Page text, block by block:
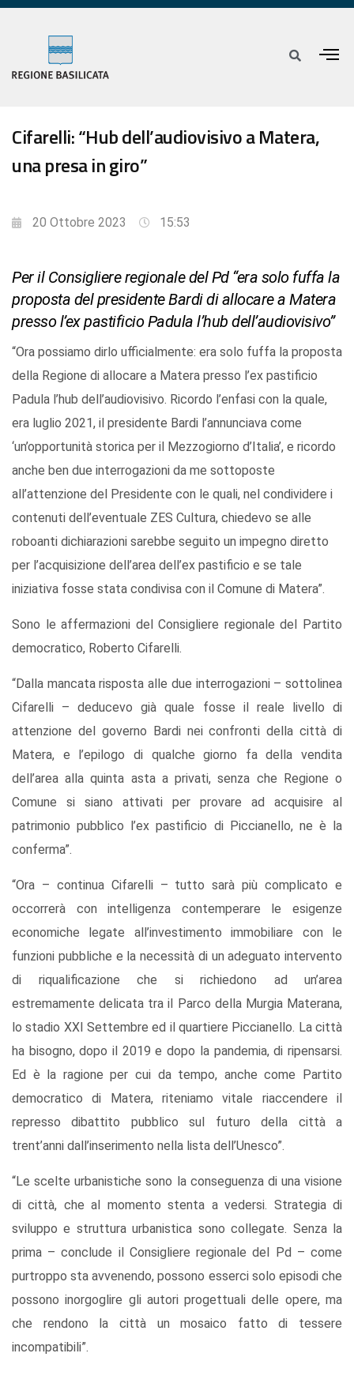
Cifarelli: “Hub dell’audiovisivo a Matera,
una presa in giro”
20 Ottobre 2023 15:53
Per il Consigliere regionale del Pd “era solo fuffa la
proposta del presidente Bardi di allocare a Matera
presso l’ex pastificio Padula l’hub dell’audiovisivo”
“Ora possiamo dirlo ufficialmente: era solo fuffa la proposta
della Regione di allocare a Matera presso l’ex pastificio
Padula l’hub dell’audiovisivo. Ricordo l’enfasi con la quale,
era luglio 2021, il presidente Bardi l’annunciava come
‘un’opportunità storica per il Mezzogiorno d’Italia’, e ricordo
anche ben due interrogazioni da me sottoposte
all’attenzione del Presidente con le quali, nel condividere i
contenuti dell’eventuale ZES Cultura, chiedevo se alle
roboanti dichiarazioni sarebbe seguito un impegno diretto
per l’acquisizione dell’area dell’ex pastificio e se tale
iniziativa fosse stata condivisa con il Comune di Matera”.
Sono le affermazioni del Consigliere regionale del Partito
democratico, Roberto Cifarelli.
“Dalla mancata risposta alle due interrogazioni – sottolinea
Cifarelli – deducevo già quale fosse il reale livello di
attenzione del governo Bardi nei confronti della città di
Matera, e l’epilogo di qualche giorno fa della vendita
dell’area alla quinta asta a privati, senza che Regione o
Comune si siano attivati per provare ad acquisire al
patrimonio pubblico l’ex pastificio di Piccianello, ne è la
conferma”.
“Ora – continua Cifarelli – tutto sarà più complicato e
occorrerà con intelligenza contemperare le esigenze
economiche legate all’investimento immobiliare con le
funzioni pubbliche e la necessità di un adeguato intervento
di riqualificazione che si richiedono ad un’area
estremamente delicata tra il Parco della Murgia Materana,
lo stadio XXI Settembre ed il quartiere Piccianello. La città
ha bisogno, dopo il 2019 e dopo la pandemia, di ripensarsi.
Ed è la ragione per cui da tempo, anche come Partito
democratico di Matera, riteniamo vitale riaccendere il
represso dibattito pubblico sul futuro della città a
trent’anni dall’inserimento nella lista dell’Unesco”.
“Le scelte urbanistiche sono la conseguenza di una visione
di città, che al momento stenta a vedersi. Strategia di
sviluppo e struttura urbanistica sono collegate. Senza la
prima – conclude il Consigliere regionale del Pd – come
purtroppo sta avvenendo, possono esserci solo episodi che
possono inorgoglire gli autori progettuali delle opere, ma
che rendono la città un mosaico fatto di tessere
incompatibili”.